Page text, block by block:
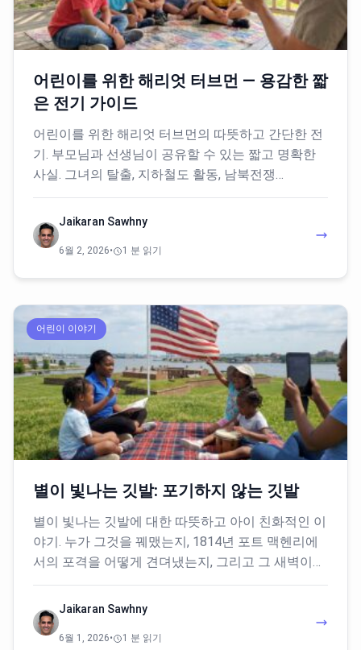
어린이를 위한 해리엇 터브먼 — 용감한 짧
은 전기 가이드
어린이를 위한 해리엇 터브먼의 따뜻하고 간단한 전
기. 부모님과 선생님이 공유할 수 있는 짧고 명확한
사실. 그녀의 탈출, 지하철도 활동, 남북전쟁…
Jaikaran Sawhny
6월 2, 2026• 1 분 읽기
어린이 이야기
별이 빛나는 깃발: 포기하지 않는 깃발
별이 빛나는 깃발에 대한 따뜻하고 아이 친화적인 이
야기. 누가 그것을 꿰맸는지, 1814년 포트 맥헨리에
서의 포격을 어떻게 견뎌냈는지, 그리고 그 새벽이…
Jaikaran Sawhny
6월 1, 2026• 1 분 읽기